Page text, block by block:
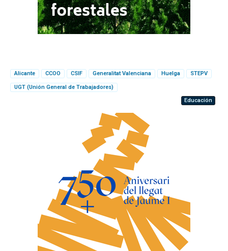
Alicante CCOO CSIF Generalitat Valenciana Huelga STEPV
UGT (Unión General de Trabajadores)
Educación